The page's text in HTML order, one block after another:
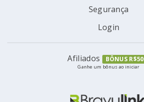
Segurança
Login
Afiliados BÔNUS R$50
Ganhe um bônus ao iniciar